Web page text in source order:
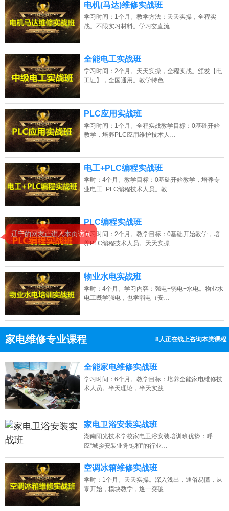
电机(马达)维修实战班
学习时间：1个月。教学方法：天天实操，全程实
战。不限实习材料。学习交直流…
全能电工实战班
学习时间：2个月。天天实操，全程实战。颁发【电
工证】，全国通用。教学特色…
PLC应用实战班
学习时间：1个月。全程实战教学目标：0基础开始
教学，培养PLC应用维护技术人…
电工+PLC编程实战班
学时：4个月。教学目标：0基础开始教学，培养专
业电工+PLC编程技术人员。教…
PLC编程实战班
学习时间：2个月。教学目标：0基础开始教学，培
养PLC编程技术人员。天天实操…
物业水电实战班
学时：4个月。学习内容：强电+弱电+水电。物业水
电工既学强电，也学弱电（安…
家电维修专业课程 8人正在线上咨询本类课程
点击免费咨询电话：13807313137
全能家电维修实战班
学习时间：6个月。教学目标：培养全能家电维修技
术人员。半天理论，半天实践…
家电卫浴安装实战班
湖南阳光技术学校家电卫浴安装培训班优势：呼
应“城乡安装业务饱和”的行业…
空调冰箱维修实战班
学时：1个月。天天实操。深入浅出，通俗易懂，从
零开始，模块教学，逐一突破…